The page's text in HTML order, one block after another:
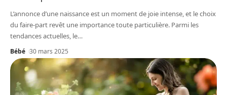
L’annonce d’une naissance est un moment de joie intense, et le choix
du faire-part revêt une importance toute particulière. Parmi les
tendances actuelles, le…
Bébé 30 mars 2025